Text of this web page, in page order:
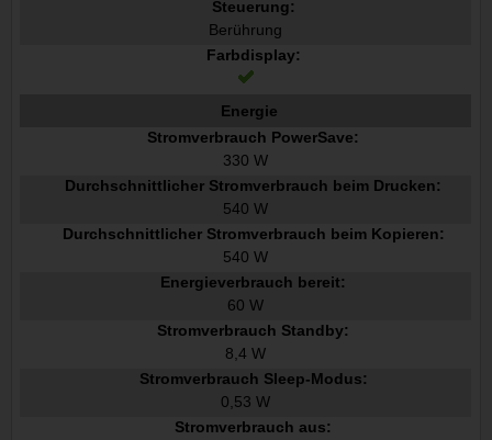
Steuerung:
Berührung
Farbdisplay:
Energie
Stromverbrauch PowerSave:
330 W
Durchschnittlicher Stromverbrauch beim Drucken:
540 W
Durchschnittlicher Stromverbrauch beim Kopieren:
540 W
Energieverbrauch bereit:
60 W
Stromverbrauch Standby:
8,4 W
Stromverbrauch Sleep-Modus:
0,53 W
Stromverbrauch aus: